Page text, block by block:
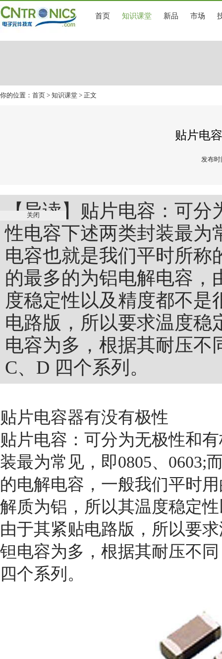
首页 知识课堂 新品 市场
你的位置： 首页 > 知识课堂 > 正文
贴片电
发布时
【导读】贴片电容：可
性电容下述两类封装最为
电容也就是我们平时所称
的最多的为铝电解电容，
度稳定性以及精度都不是
电路版，所以要求温度稳
电容为多，根据其耐压不
C、D 四个系列。
贴片电容器有没有极性
贴片电容：可分为无极性和
装最为常见，即0805、0603;
的电解电容，一般我们平时
解质为铝，所以其温度稳定
由于其紧贴电路版，所以要
钽电容为多，根据其耐压不
四个系列。
关闭